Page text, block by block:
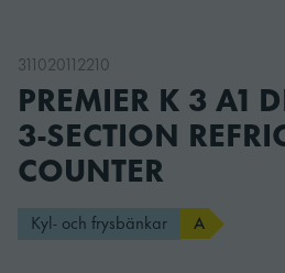
311020112210
PREMIER K 3 A1
3-SECTION
COUNTER
Kyl- och frysbänkar A